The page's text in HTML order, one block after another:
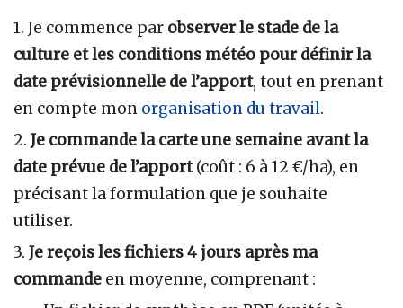
1. Je commence par observer le stade de la
culture et les conditions météo pour définir la
date prévisionnelle de l’apport, tout en prenant
en compte mon organisation du travail.
2. Je commande la carte une semaine avant la
date prévue de l’apport(coût : 6 à 12 €/ha), en
précisant la formulation que je souhaite
utiliser.
3. Je reçois les fichiers 4 jours après ma
commande en moyenne, comprenant :